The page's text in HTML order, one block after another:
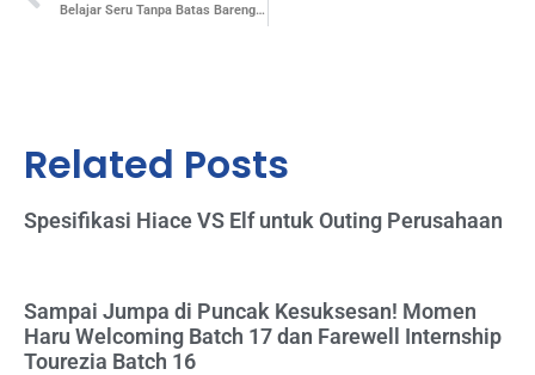
Belajar Seru Tanpa Batas Bareng Event Organizer Pendidikan!
Related Posts
Spesifikasi Hiace VS Elf untuk Outing Perusahaan
Sampai Jumpa di Puncak Kesuksesan! Momen
Haru Welcoming Batch 17 dan Farewell Internship
Tourezia Batch 16